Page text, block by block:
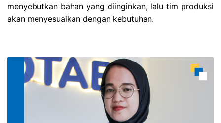
menyebutkan bahan yang diinginkan, lalu tim produksi
akan menyesuaikan dengan kebutuhan.